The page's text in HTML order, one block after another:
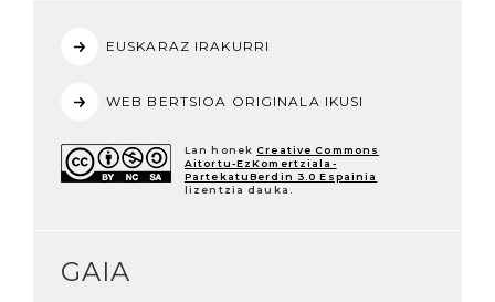
EUSKARAZ IRAKURRI
WEB BERTSIOA ORIGINALA IKUSI
Lan honek Creative Commons
Aitortu-EzKomertziala-
PartekatuBerdin 3.0 Espainia
lizentzia dauka.
GAIA